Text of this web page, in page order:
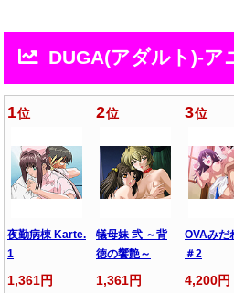
DUGA(アダルト)-ア
1位
夜勤病棟 Karte.
1
1,361円
2位
犠母妹 弐 ～背
徳の饗艶～
1,361円
3位
OVAみだ
＃2
4,200円